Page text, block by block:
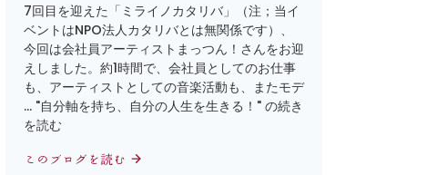
7回目を迎えた「ミライノカタリバ」（注；当イ
ベントはNPO法人カタリバとは無関係です）、
今回は会社員アーティストまっつん！さんをお迎
えしました。約1時間で、会社員としてのお仕事
も、アーティストとしての音楽活動も、またモデ
… "自分軸を持ち、自分の人生を生きる！" の続き
を読む
このブログを読む